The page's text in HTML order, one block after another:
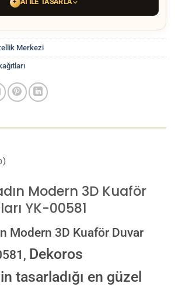
✦ AI ILE TASARLA
Gemini
üretim yaparız.
Merkezi
Modern 3D Kuaför
YK-00581
Modern 3D Kuaför Duvar
Dekoros
tasarladığı en güzel